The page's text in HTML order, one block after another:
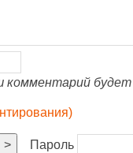
будет
> Пароль